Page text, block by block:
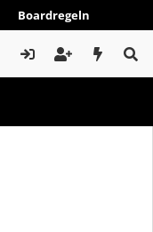
Boardregeln